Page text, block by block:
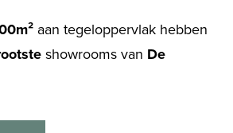
aan tegeloppervlak hebben
showrooms van De